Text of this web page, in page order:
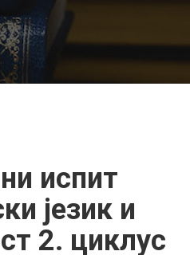
испит
језик и
2. циклус